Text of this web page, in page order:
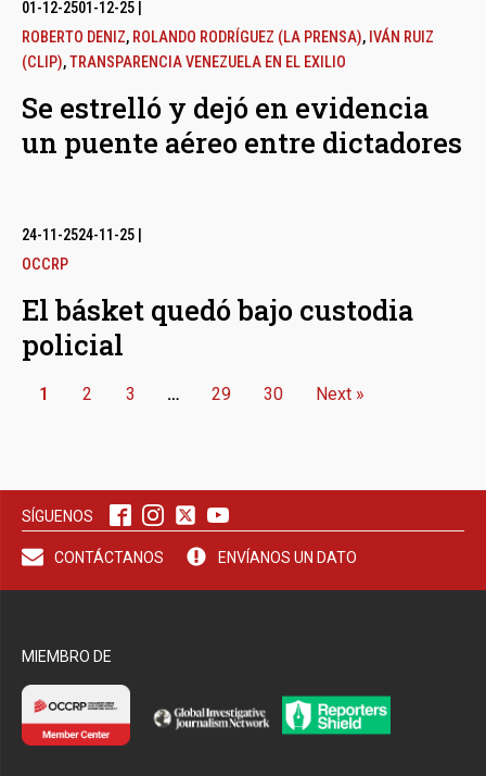
01-12-2501-12-25
ROBERTO DENIZ, ROLANDO RODRÍGUEZ (LA PRENSA), IVÁN RUIZ
(CLIP),TRANSPARENCIA VENEZUELA EN EL EXILIO
Se estrelló y dejó en evidencia
un puente aéreo entre dictadores
24-11-2524-11-25
OCCRP
El básket quedó bajo custodia
policial
1 2 3 … 29 30 Next »
SÍGUENOS
CONTÁCTANOS ENVÍANOS UN DATO
MIEMBRO DE